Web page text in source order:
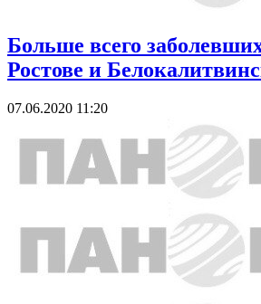
Больше всего
Ростове и
07.06.2020 11:20